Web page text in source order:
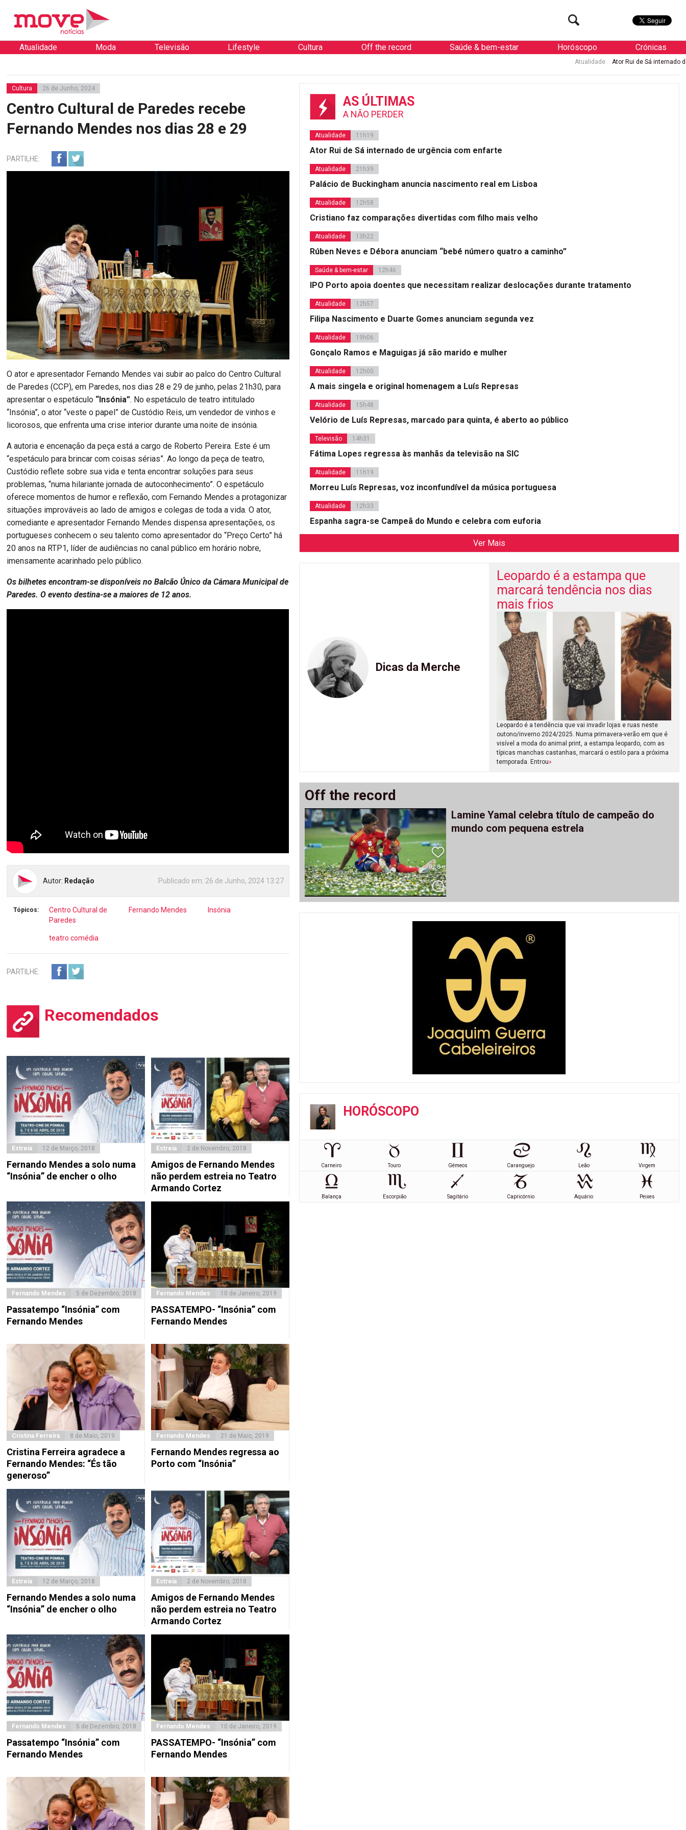
Atualidade Moda Televisão Lifestyle Cultura Off the record Saúde & bem-estar Horóscopo Crónicas
Ator Rui de Sá internado de urgência com
Cultura 26 de Junho, 2024
Centro Cultural de Paredes recebe
Fernando Mendes nos dias 28 e 29
PARTILHE:
O ator e apresentador Fernando Mendes vai subir ao palco do Centro Cultural
de Paredes (CCP), em Paredes, nos dias 28 e 29 de junho, pelas 21h30, para
apresentar o espetáculo “Insónia”. No espetáculo de teatro intitulado
“Insónia”, o ator “veste o papel” de Custódio Reis, um vendedor de vinhos e
licorosos, que enfrenta uma crise interior durante uma noite de insónia.
A autoria e encenação da peça está a cargo de Roberto Pereira. Este é um
“espetáculo para brincar com coisas sérias”. Ao longo da peça de teatro,
Custódio reflete sobre sua vida e tenta encontrar soluções para seus
problemas, “numa hilariante jornada de autoconhecimento”. O espetáculo
oferece momentos de humor e reflexão, com Fernando Mendes a protagonizar
situações improváveis ao lado de amigos e colegas de toda a vida. O ator,
comediante e apresentador Fernando Mendes dispensa apresentações, os
portugueses conhecem o seu talento como apresentador do “Preço Certo” há
20 anos na RTP1, líder de audiências no canal público em horário nobre,
imensamente acarinhado pelo público.
Os bilhetes encontram-se disponíveis no Balcão Único da Câmara Municipal de
Paredes. O evento destina-se a maiores de 12 anos.
Autor: Redação Publicado em: 26 de Junho, 2024 13:27
Tópicos:
Centro Cultural de
Paredes
Fernando Mendes Insónia
teatro comédia
PARTILHE:
Recomendados
Estreia 12 de Março, 2018
Fernando Mendes a solo numa
“Insónia” de encher o olho
Estreia 2 de Novembro, 2018
Amigos de Fernando Mendes
não perdem estreia no Teatro
Armando Cortez
Fernando Mendes 5 de Dezembro, 2018
Passatempo “Insónia” com
Fernando Mendes
Fernando Mendes 10 de Janeiro, 2019
PASSATEMPO- “Insónia” com
Fernando Mendes
Cristina Ferreira 8 de Maio, 2019
Cristina Ferreira agradece a
Fernando Mendes: “És tão
generoso”
Fernando Mendes 21 de Maio, 2019
Fernando Mendes regressa ao
Porto com “Insónia”
Estreia 12 de Março, 2018
Fernando Mendes a solo numa
“Insónia” de encher o olho
Estreia 2 de Novembro, 2018
Amigos de Fernando Mendes
não perdem estreia no Teatro
Armando Cortez
Fernando Mendes 5 de Dezembro, 2018
Passatempo “Insónia” com
Fernando Mendes
Fernando Mendes 10 de Janeiro, 2019
PASSATEMPO- “Insónia” com
Fernando Mendes
AS ÚLTIMAS
A NÃO PERDER
Atualidade 11h19
Ator Rui de Sá internado de urgência com enfarte
Atualidade 21h39
Palácio de Buckingham anuncia nascimento real em Lisboa
Atualidade 12h58
Cristiano faz comparações divertidas com filho mais velho
Atualidade 13h22
Rúben Neves e Débora anunciam “bebé número quatro a caminho”
Saúde & bem-estar 12h46
IPO Porto apoia doentes que necessitam realizar deslocações durante tratamento
Atualidade 12h57
Filipa Nascimento e Duarte Gomes anunciam segunda vez
Atualidade 19h06
Gonçalo Ramos e Maguigas já são marido e mulher
Atualidade 12h00
A mais singela e original homenagem a Luís Represas
Atualidade 15h48
Velório de Luís Represas, marcado para quinta, é aberto ao público
Televisão 14h31
Fátima Lopes regressa às manhãs da televisão na SIC
Atualidade 11h19
Morreu Luís Represas, voz inconfundível da música portuguesa
Atualidade 12h33
Espanha sagra-se Campeã do Mundo e celebra com euforia
Ver Mais
Dicas da Merche
Leopardo é a estampa que
marcará tendência nos dias
mais frios
Leopardo é a tendência que vai invadir lojas e ruas neste
outono/inverno 2024/2025. Numa primavera-verão em que é
visível a moda do animal print, a estampa leopardo, com as
típicas manchas castanhas, marcará o estilo para a próxima
temporada. Entrou»
Off the record
Lamine Yamal celebra título de campeão do
mundo com pequena estrela
HORÓSCOPO
Carneiro Touro Gémeos Caranguejo Leão Virgem
Balança Escorpião Sagitário Capricórnio Aquário Peixes